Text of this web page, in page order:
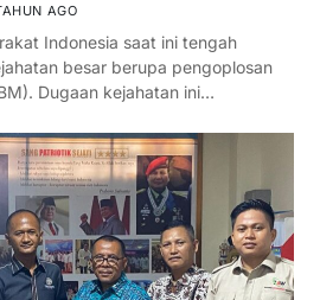
AGO
Indonesia saat ini tengah
besar berupa pengoplosan
Dugaan kejahatan ini…